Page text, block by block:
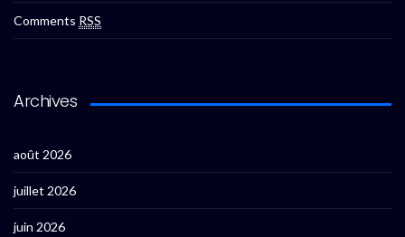
Comments RSS
Archives
août 2026
juillet 2026
juin 2026